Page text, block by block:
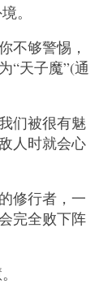
。
不够警惕，
“天子魔”(通
们被很有魅
人时就会心
修行者，一
完全败下阵